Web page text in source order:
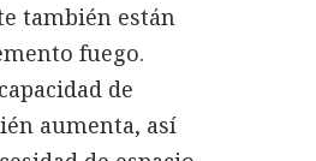
también están
fuego.
de
aumenta, así